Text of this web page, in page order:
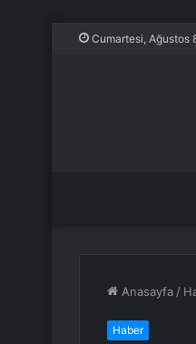
Cumartesi, Ağustos
Anasayfa /
Haber